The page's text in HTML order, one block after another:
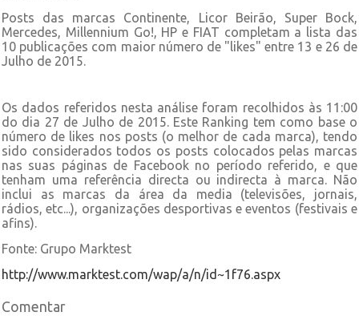
Posts das marcas Continente, Licor Beirão, Super Bock,
Mercedes, Millennium Go!, HP e FIAT completam a lista das
10 publicações com maior número de "likes" entre 13 e 26 de
Julho de 2015.
Os dados referidos nesta análise foram recolhidos às 11:00
do dia 27 de Julho de 2015. Este Ranking tem como base o
número de likes nos posts (o melhor de cada marca), tendo
sido considerados todos os posts colocados pelas marcas
nas suas páginas de Facebook no período referido, e que
tenham uma referência directa ou indirecta à marca. Não
inclui as marcas da área da media (televisões, jornais,
rádios, etc...), organizações desportivas e eventos (festivais e
afins).
Fonte: Grupo Marktest
http://www.marktest.com/wap/a/n/id~1f76.aspx
Comentar